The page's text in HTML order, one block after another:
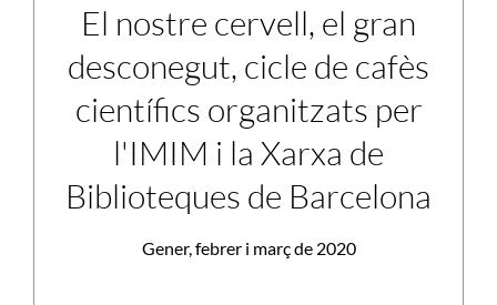
El nostre cervell, el gran
desconegut, cicle de cafès
científics organitzats per
l'IMIM i la Xarxa de
Biblioteques de Barcelona
Gener, febrer i març de 2020